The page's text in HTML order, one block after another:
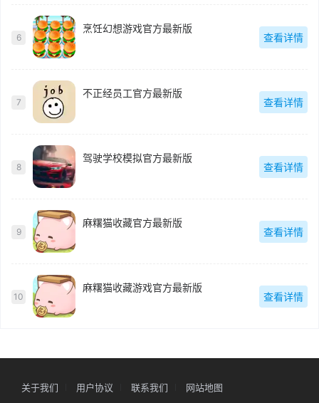
6
烹饪幻想游戏官方最新版
查看详情
7
不正经员工官方最新版
查看详情
8
驾驶学校模拟官方最新版
查看详情
9
麻糬猫收藏官方最新版
查看详情
10
麻糬猫收藏游戏官方最新版
查看详情
关于我们 用户协议 联系我们 网站地图